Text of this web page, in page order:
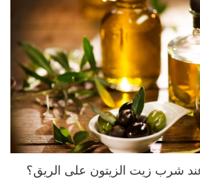
شرب زيت الزيتون على الريق؟